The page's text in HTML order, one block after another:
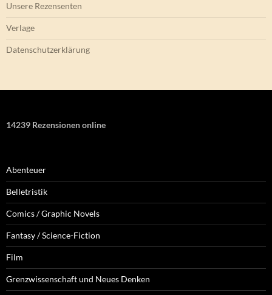
Unsere Rezensenten
Verlage
Datenschutzerklärung
14239 Rezensionen online
Abenteuer
Belletristik
Comics / Graphic Novels
Fantasy / Science-Fiction
Film
Grenzwissenschaft und Neues Denken